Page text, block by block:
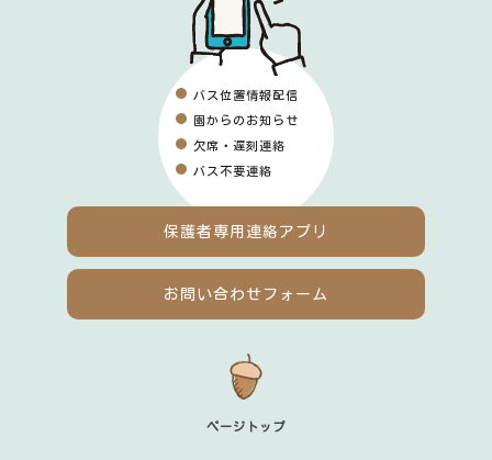
お問い合わせフォーム
保護者専用 連絡アプリ
バス位置情報配信
園からのお知らせ
欠席・遅刻連絡
バス不要連絡
ページトップ